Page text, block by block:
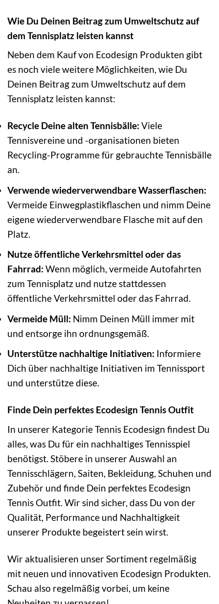
Wie Du Deinen Beitrag zum Umweltschutz auf
dem Tennisplatz leisten kannst
Neben dem Kauf von Ecodesign Produkten gibt
es noch viele weitere Möglichkeiten, wie Du
Deinen Beitrag zum Umweltschutz auf dem
Tennisplatz leisten kannst:
Recycle Deine alten Tennisbälle: Viele
Tennisvereine und -organisationen bieten
Recycling-Programme für gebrauchte Tennisbälle
an.
Verwende wiederverwendbare Wasserflaschen:
Vermeide Einwegplastikflaschen und nimm Deine
eigene wiederverwendbare Flasche mit auf den
Platz.
Nutze öffentliche Verkehrsmittel oder das
Fahrrad: Wenn möglich, vermeide Autofahrten
zum Tennisplatz und nutze stattdessen
öffentliche Verkehrsmittel oder das Fahrrad.
Vermeide Müll: Nimm Deinen Müll immer mit
und entsorge ihn ordnungsgemäß.
Unterstütze nachhaltige Initiativen: Informiere
Dich über nachhaltige Initiativen im Tennissport
und unterstütze diese.
Finde Dein perfektes Ecodesign Tennis Outfit
In unserer Kategorie Tennis Ecodesign findest Du
alles, was Du für ein nachhaltiges Tennisspiel
benötigst. Stöbere in unserer Auswahl an
Tennisschlägern, Saiten, Bekleidung, Schuhen und
Zubehör und finde Dein perfektes Ecodesign
Tennis Outfit. Wir sind sicher, dass Du von der
Qualität, Performance und Nachhaltigkeit
unserer Produkte begeistert sein wirst.
Wir aktualisieren unser Sortiment regelmäßig
mit neuen und innovativen Ecodesign Produkten.
Schau also regelmäßig vorbei, um keine